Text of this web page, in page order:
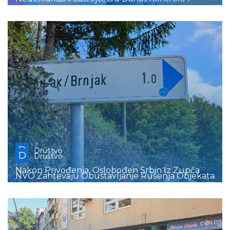
D Društvo
Nakon Privođenja, Oslobođen Srbin Iz Zupča
D Društvo
NVO Zahtevaju Obustavljanje Rušenja Objekata
Na Gazivodama